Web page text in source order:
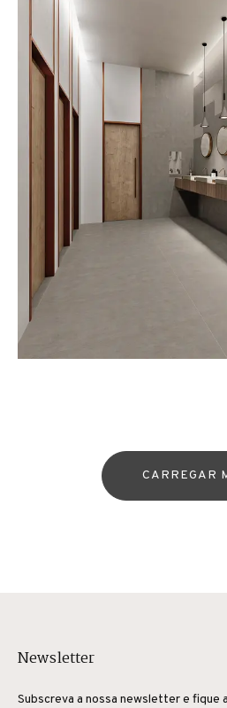
CARREGAR
Newsletter
Subscreva a nossa newsletter e fique